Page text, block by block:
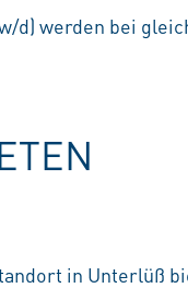
d) werden bei
in Unterlüß